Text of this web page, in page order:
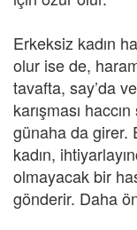
Erkeksiz kadın
olur ise de,
tavafta, say’da
karışması
günaha da girer.
kadın,
olmayacak bir
gönderir. Daha